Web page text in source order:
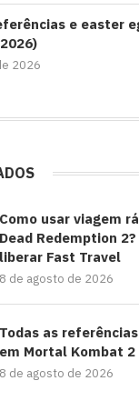
e easter
2026
Como usar viagem
Dead Redemption
liberar Fast Travel
8 de agosto de 2026
Todas as
em Mortal Kombat 2
8 de agosto de 2026